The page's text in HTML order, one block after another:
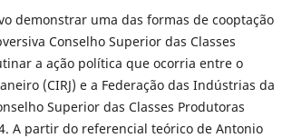
demonstrar uma das formas de cooptação
Conselho Superior das Classes
a ação política que ocorria entre o
(CIRJ) e a Federação das Indústrias da
Superior das Classes Produtoras
A partir do referencial teórico de Antonio